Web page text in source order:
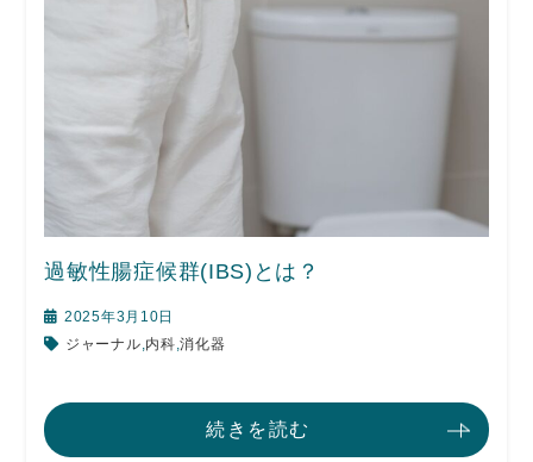
過敏性腸症候群(IBS)とは？
2025年3月10日
ジャーナル 内科 ,消化器
続きを読む